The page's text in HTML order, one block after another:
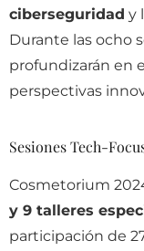
ciberseguridad y
Durante las ocho
profundizarán en
perspectivas
Sesiones Tech-
Cosmetorium
y 9 talleres
participación de